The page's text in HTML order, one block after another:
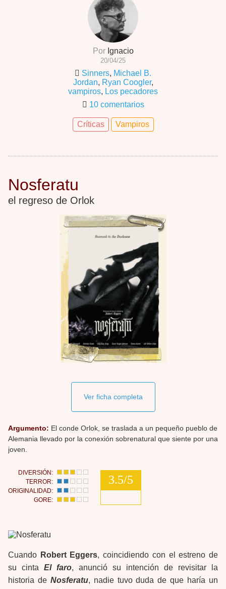
PorIgnacio
20/04/25
Sinners, Michael B.
Jordan, Ryan Coogler,
vampiros, Los pecadores
10 comentarios
Críticas Vampiros
Nosferatu
el regreso de Orlok
Ver ficha completa
Argumento: El conde Orlok, se traslada a un pequeño pueblo de
Alemania llevado por la conexión sobrenatural que siente por una
joven.
DIVERSIÓN:
TERROR:
ORIGINALIDAD:
GORE:
3.5/5
Cuando Robert Eggers, coincidiendo con el estreno de
su cinta El faro, anunció su intención de revisitar la
historia de Nosferatu, nadie tuvo duda de que haría un